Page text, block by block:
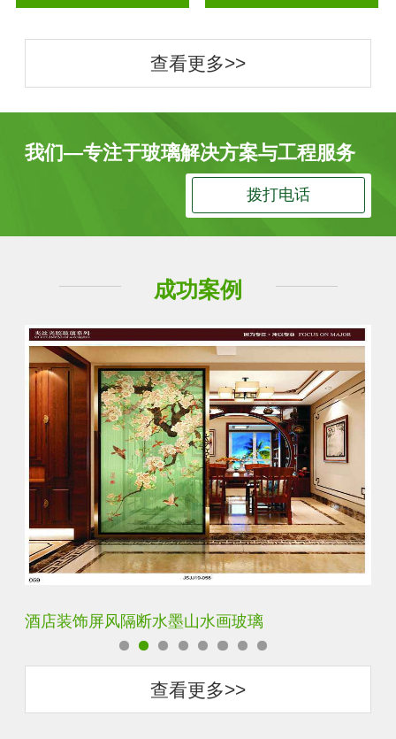
查看更多>>
我们—专注于玻璃解决方案与工程服务
拨打电话
成功案例
酒店装饰屏风隔断水墨山水画玻璃
查看更多>>